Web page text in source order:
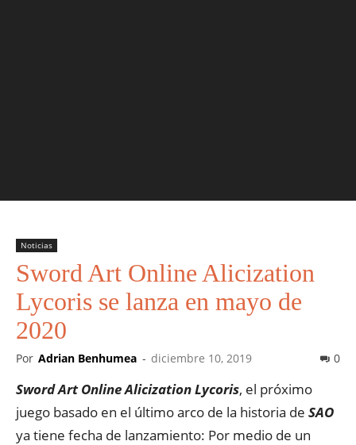
Noticias
Sword Art Online Alicization
Lycoris se lanza en mayo de
2020
Por Adrian Benhumea - diciembre 10, 2019 0
Sword Art Online Alicization Lycoris, el próximo
juego basado en el último arco de la historia de SAO
ya tiene fecha de lanzamiento: Por medio de un